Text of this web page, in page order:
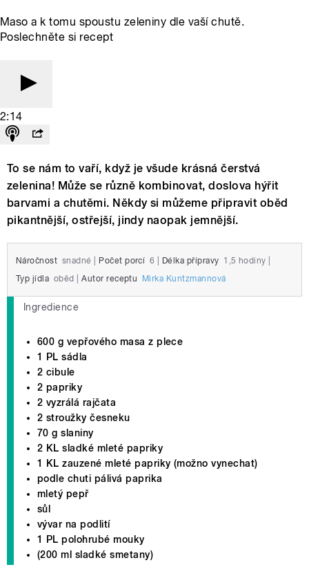
Maso a k tomu spoustu zeleniny dle vaší chutě.
Poslechněte si recept
2:14
To se nám to vaří, když je všude krásná čerstvá
zelenina! Může se různě kombinovat, doslova hýřit
barvami a chutěmi. Někdy si můžeme připravit oběd
pikantnější, ostřejší, jindy naopak jemnější.
Náročnost snadné Počet porcí 6 Délka přípravy 1,5 hodiny
Typ jídla oběd Autor receptu Mirka Kuntzmannová
Ingredience
600 g vepřového masa z plece
1 PL sádla
2 cibule
2 papriky
2 vyzrálá rajčata
2 stroužky česneku
70 g slaniny
2 KL sladké mleté papriky
1 KL zauzené mleté papriky (možno vynechat)
podle chuti pálivá paprika
mletý pepř
sůl
vývar na podlití
1 PL polohrubé mouky
(200 ml sladké smetany)